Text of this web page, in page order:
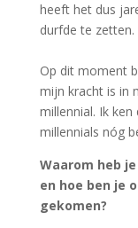
heeft het dus
durfde te zetten.
Op dit moment
mijn kracht is in
millennial. Ik
millennials nóg
Waarom heb
en hoe ben je
gekomen?